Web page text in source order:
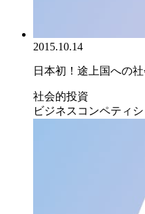
2015.10.14
日本初！途上国への
社会的投資
ビジネスコンペティ